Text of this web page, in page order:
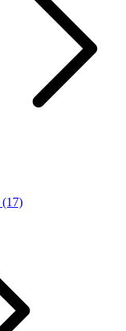
(17)